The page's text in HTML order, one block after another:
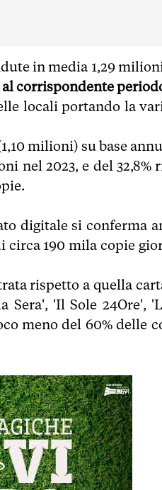
in media 1,29
al corrispondente
locali portando la
milioni) su base
nel 2023, e del 32,8%
digitale si conferma
190 mila copie
rispetto a quella
Sera', 'Il Sole 24Ore',
meno del 60% delle